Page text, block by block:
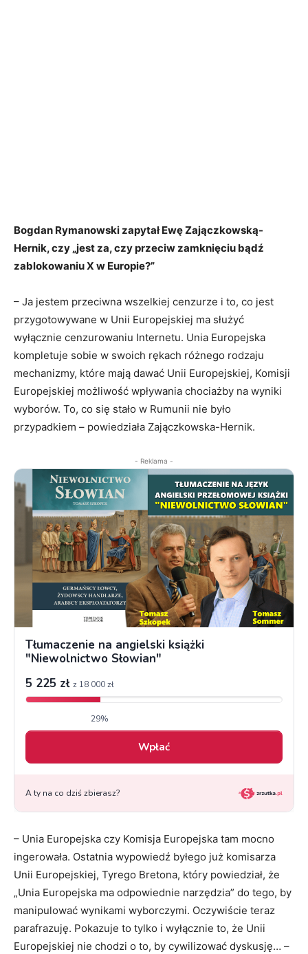
Bogdan Rymanowski zapytał Ewę Zajączkowską-
Hernik, czy „jest za, czy przeciw zamknięciu bądź
zablokowaniu X w Europie?”
– Ja jestem przeciwna wszelkiej cenzurze i to, co jest
przygotowywane w Unii Europejskiej ma służyć
wyłącznie cenzurowaniu Internetu. Unia Europejska
kompletuje sobie w swoich rękach różnego rodzaju
mechanizmy, które mają dawać Unii Europejskiej, Komisji
Europejskiej możliwość wpływania chociażby na wyniki
wyborów. To, co się stało w Rumunii nie było
przypadkiem – powiedziała Zajączkowska-Hernik.
- Reklama -
– Unia Europejska czy Komisja Europejska tam mocno
ingerowała. Ostatnia wypowiedź byłego już komisarza
Unii Europejskiej, Tyrego Bretona, który powiedział, że
„Unia Europejska ma odpowiednie narzędzia” do tego, by
manipulować wynikami wyborczymi. Oczywiście teraz
parafrazuję. Pokazuje to tylko i wyłącznie to, że Unii
Europejskiej nie chodzi o to, by cywilizować dyskusję… –